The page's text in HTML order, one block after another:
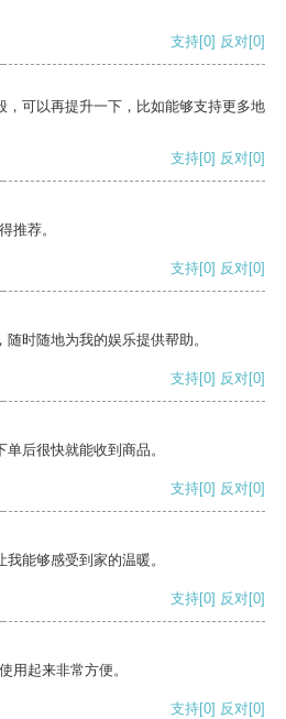
支持[0] 反对[0]
，可以再提升一下，比如能够支持更多地
支持[0] 反对[0]
推荐。
支持[0] 反对[0]
时随地为我的娱乐提供帮助。
支持[0] 反对[0]
后很快就能收到商品。
支持[0] 反对[0]
能够感受到家的温暖。
支持[0] 反对[0]
用起来非常方便。
支持[0] 反对[0]